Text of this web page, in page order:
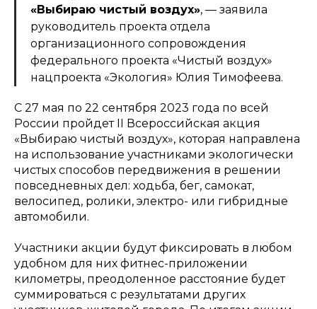
«Выбираю чистый воздух», — заявила
руководитель проекта отдела
организационного сопровождения
федерального проекта «Чистый воздух»
нацпроекта «Экология» Юлия Тимофеева.
С 27 мая по 22 сентября 2023 года по всей
России пройдет II Всероссийская акция
«Выбираю чистый воздух», которая направлена
на использование участниками экологически
чистых способов передвижения в решении
повседневных дел: ходьба, бег, самокат,
велосипед, ролики, электро- или гибридные
автомобили.
Участники акции будут фиксировать в любом
удобном для них фитнес-приложении
километры, преодоленное расстояние будет
суммироваться с результатами других